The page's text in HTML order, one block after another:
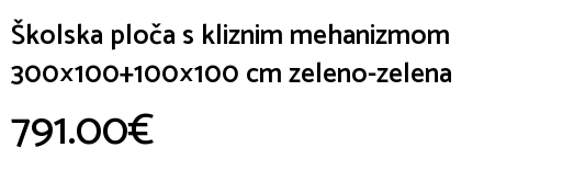
Školska ploča s kliznim mehanizmom
300×100+100×100 cm zeleno-zelena
791.00€